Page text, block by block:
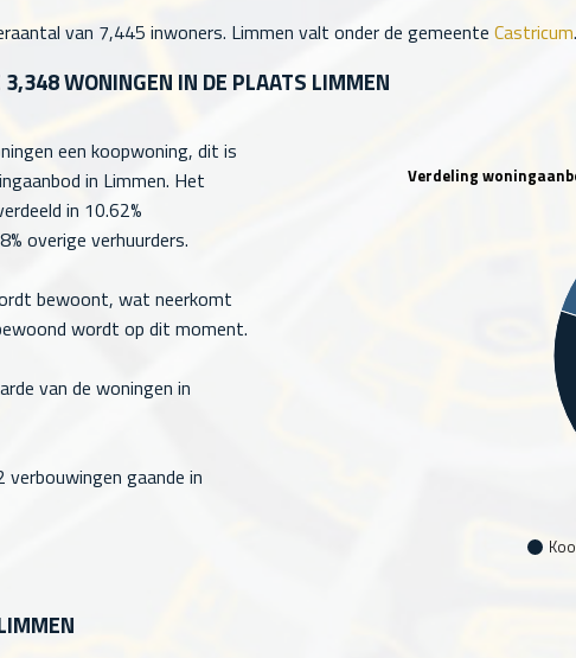
van 7,445 inwoners. Limmen valt onder de gemeente Castricum
3,348WONINGEN IN DE PLAATS LIMMEN
een koopwoning, dit is
in Limmen. Het
in 10.62%
overige verhuurders.
bewoont, wat neerkomt
wordt op dit moment.
van de woningen in
gaande in
Verdeling